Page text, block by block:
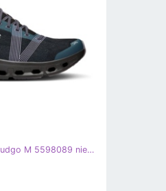
Buty On Running Cloudgo M 5598089 niebieskie